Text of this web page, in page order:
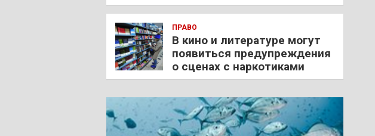
ПРАВО
В кино и литературе могут
появиться предупреждения
о сценах с наркотиками